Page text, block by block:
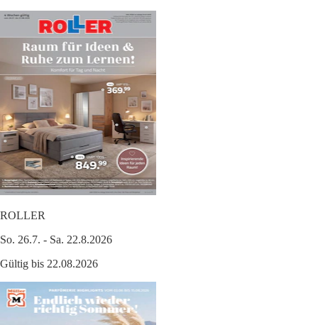
ROLLER
So. 26.7. - Sa. 22.8.2026
Gültig bis 22.08.2026